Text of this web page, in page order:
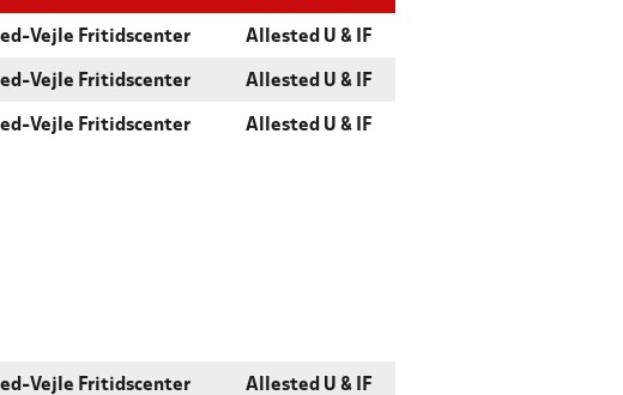
Vejle Fritidscenter Allested U & IF
Vejle Fritidscenter Allested U & IF
Vejle Fritidscenter Allested U & IF
Vejle Fritidscenter Allested U & IF